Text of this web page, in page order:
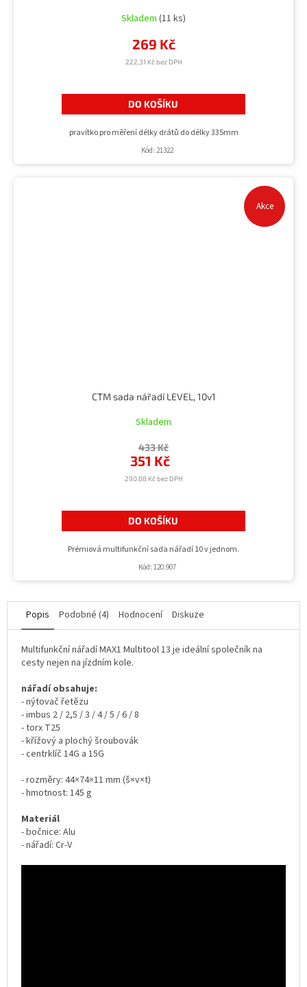
Skladem (11 ks)
222,31 Kč bez DPH
269 Kč
DO KOŠÍKU
pravítko pro měření délky drátů do délky 335mm
Kód: 21322
Akce
CTM sada nářadí LEVEL, 10v1
Skladem
290,08 Kč bez DPH
351 Kč
433 Kč
DO KOŠÍKU
Prémiová multifunkční sada nářadí 10 v jednom.
Kód: 120.907
Popis Podobné (4) Hodnocení Diskuze
Multifunkční nářadí MAX1 Multitool 13 je ideální společník na
cesty nejen na jízdním kole.
nářadí obsahuje:
- nýtovač řetězu
- imbus 2 / 2,5 / 3 / 4 / 5 / 6 / 8
- torx T25
- křížový a plochý šroubovák
- centrklíč 14G a 15G
- rozměry: 44×74×11 mm (š×v×t)
- hmotnost: 145 g
Materiál
- bočnice: Alu
- nářadí: Cr-V